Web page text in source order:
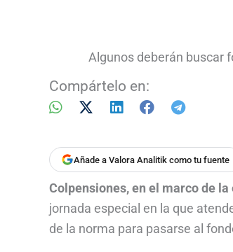
Algunos deberán buscar
Compártelo en:
Añade a Valora Analitik como tu fuente
Colpensiones, en el marco de la
jornada especial en la que
de la norma para pasarse al